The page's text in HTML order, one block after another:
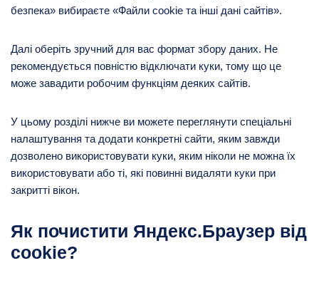
безпека» вибираєте «Файли cookie та інші дані сайтів».
Далі оберіть зручний для вас формат збору даних. Не
рекомендується повністю відключати куки, тому що це
може завадити робочим функціям деяких сайтів.
У цьому розділі нижче ви можете переглянути спеціальні
налаштування та додати конкретні сайти, яким завжди
дозволено використовувати куки, яким ніколи не можна їх
використовувати або ті, які повинні видаляти куки при
закритті вікон.
Як почистити Яндекс.Браузер від
cookie?